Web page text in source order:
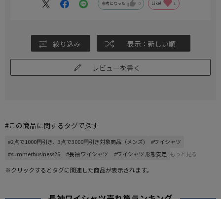
参考になった 0 Like! 1
絞り込み 表示：新しい順
レビューを書く
#この商品に関するタグで探す
#2点で1000円引き、3点で3000円引き対象商品（メンズ)
#ワイシャツ
#summerbusiness26
#長袖 ワイシャツ #ワイシャツ 形態安定 もっと見る
※クリックするとタグに関連した商品が表示されます。